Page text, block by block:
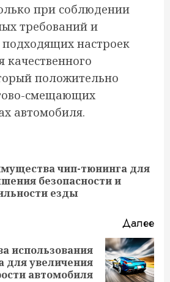
при соблюдении
требований и
настроек
качественного
положительно
смещающих
автомобиля.
чип-тюнинга для
безопасности и
езды
Далее
использования
для увеличения
автомобиля